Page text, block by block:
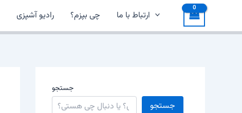
رادیو آشپزی چی بپزم؟ ارتباط با ما
جستجو
جستجو